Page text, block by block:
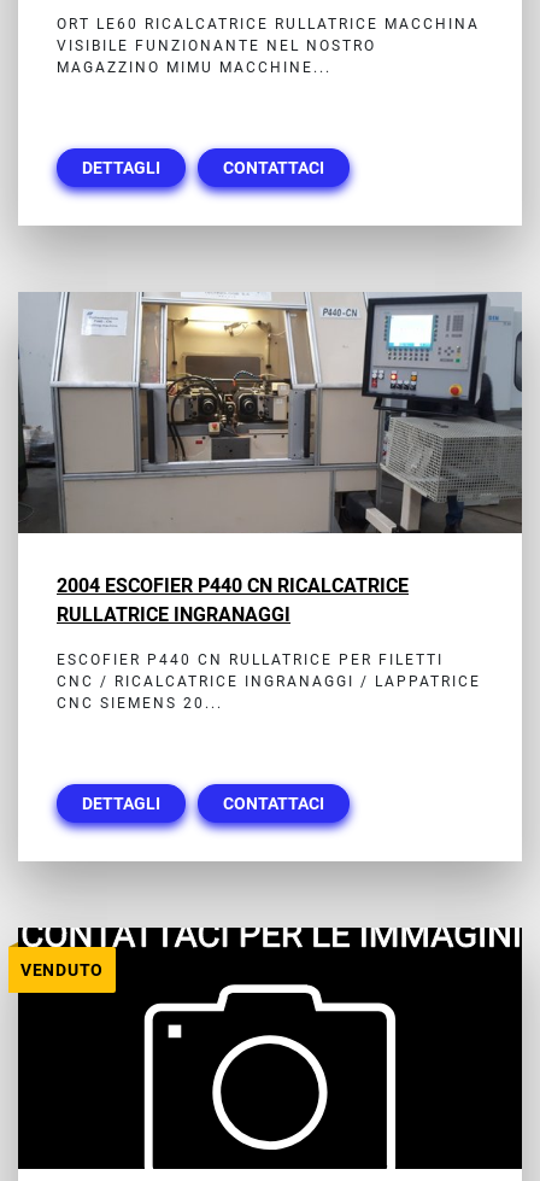
ORT LE60 RICALCATRICE RULLATRICE MACCHINA
VISIBILE FUNZIONANTE NEL NOSTRO
MAGAZZINO MIMU MACCHINE...
DETTAGLI CONTATTACI
2004 ESCOFIER P440 CN RICALCATRICE
RULLATRICE INGRANAGGI
ESCOFIER P440 CN RULLATRICE PER FILETTI
CNC / RICALCATRICE INGRANAGGI / LAPPATRICE
CNC SIEMENS 20...
DETTAGLI CONTATTACI
VENDUTO